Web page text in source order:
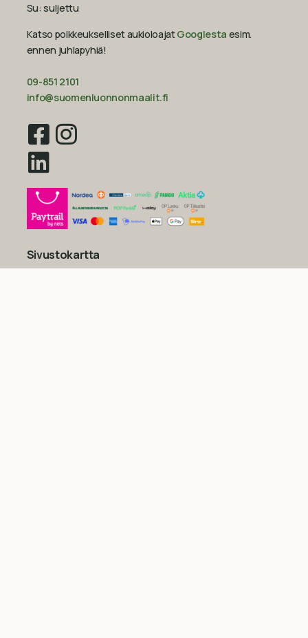
Su: suljettu
Katso poikkeukselliset aukioloajatGooglesta esim.
ennen juhlapyhiä!‍
09-851 2101
info@suomenluonnonmaalit.fi
Sivustokartta